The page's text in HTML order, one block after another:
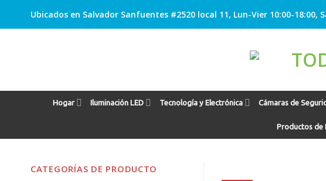
Ubicados en Salvador Sanfuentes #2520 local 11, Lun-Vier 10:00-18:00,
Hogar Iluminación LED Tecnología y Electrónica Cámaras de
Productos de
CATEGORÍAS DE PRODUCTO